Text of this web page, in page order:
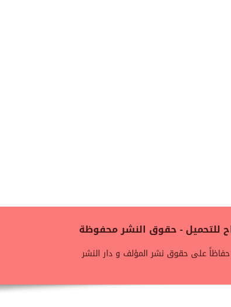
للتحميل - حقوق النشر محفوظة
حفاظاً على حقوق نشر المؤلف و دار النشر